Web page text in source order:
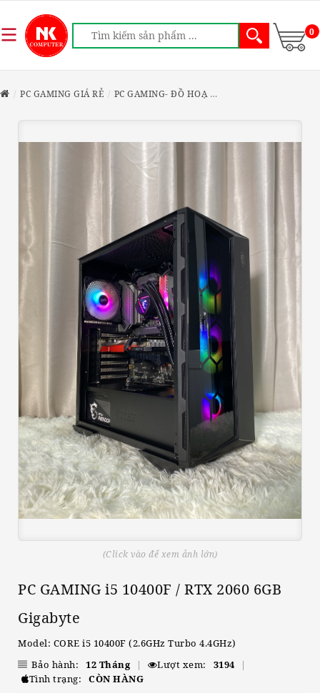
0
PC GAMING GIÁ RẺ PC GAMING- ĐỒ HOẠ
(Click vào để xem ảnh lớn)
PC GAMING i5 10400F / RTX 2060 6GB
Gigabyte
Model: CORE i5 10400F (2.6GHz Turbo 4.4GHz)
Bảo hành:
12 Tháng | Lượt xem: 3194
|
Tình trạng:
CÒN HÀNG